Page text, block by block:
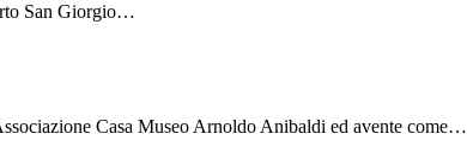
San Giorgio…
Casa Museo Arnoldo Anibaldi ed avente come…